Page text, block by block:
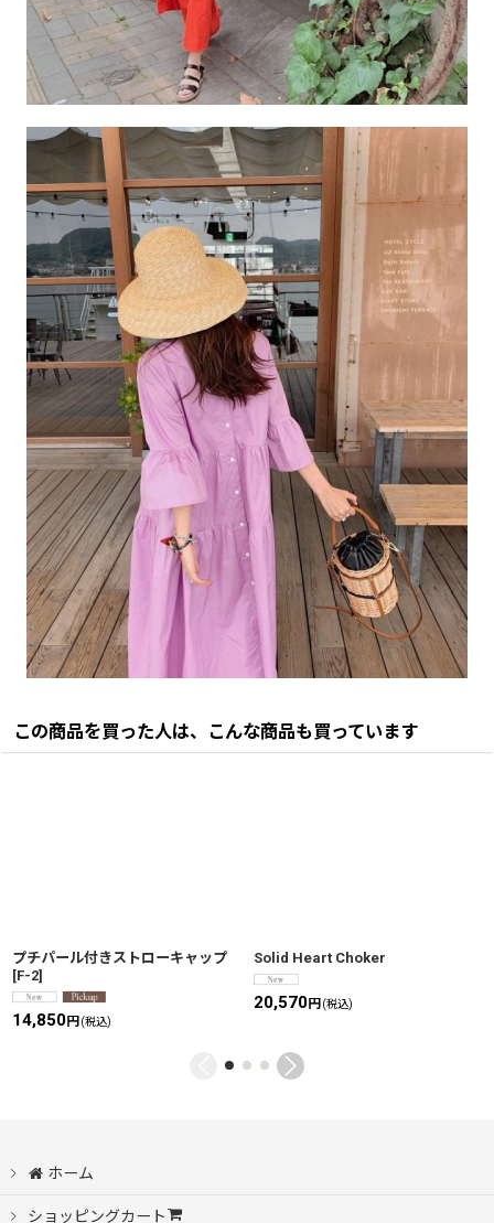
この商品を買った人は、こんな商品も買っています
プチパール付きストローキャップ
[F-2]
14,850円(税込)
Solid Heart Choker
20,570円(税込)
ホーム
ショッピングカート